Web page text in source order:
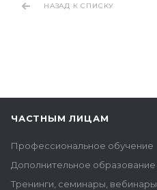
НАЗАД К СПИСКУ
ЧАСТНЫМ ЛИЦАМ
Профессиональное обучение
Дополнительное образование
Тренинги, семинары, вебинары